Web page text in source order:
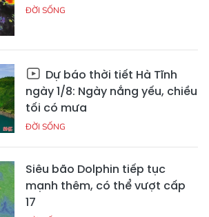
ĐỜI SỐNG
Dự báo thời tiết Hà Tĩnh
ngày 1/8: Ngày nắng yếu, chiều
tối có mưa
ĐỜI SỐNG
Siêu bão Dolphin tiếp tục
mạnh thêm, có thể vượt cấp
17